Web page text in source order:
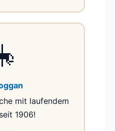
mit laufendem
1906!